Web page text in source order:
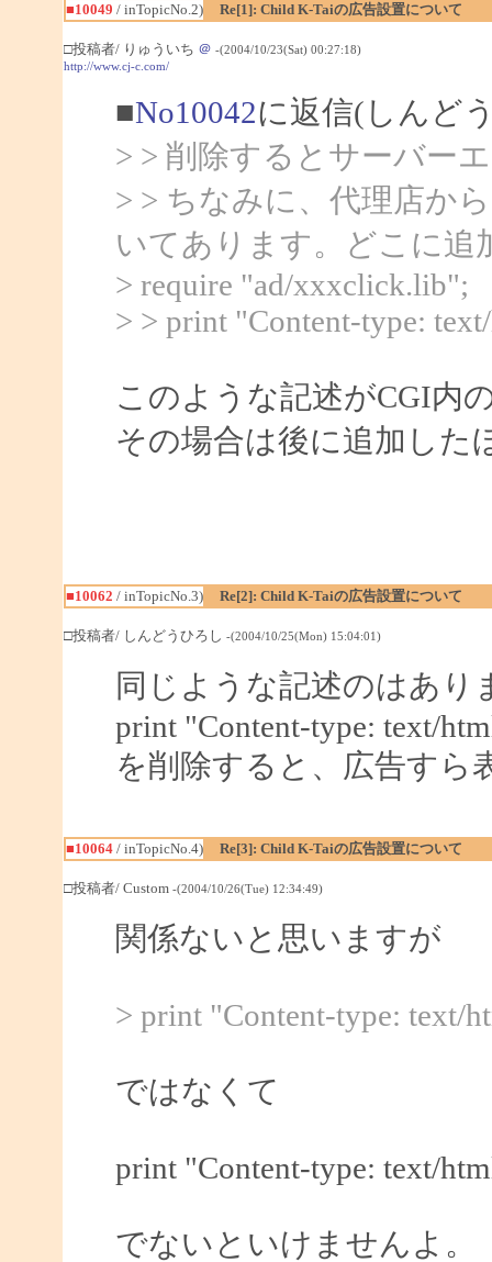
■10049 / inTopicNo.2) Re[1]: Child K-Taiの広告設置について
□投稿者/ りゅういち ＠ -(2004/10/23(Sat) 00:27:18)
http://www.cj-c.com/
■No10042に返信(しんど
> > 削除するとサーバー
> > ちなみに、代理店か
いてあります。どこに追
> require "ad/xxxclick.lib";
> > print "Content-type:
このような記述がCGI内
その場合は後に追加した
■10062 / inTopicNo.3) Re[2]: Child K-Taiの広告設置について
□投稿者/ しんどうひろし -(2004/10/25(Mon) 15:04:01)
同じような記述のはあり
print "Content-type: text/
を削除すると、広告すら
■10064/ inTopicNo.4) Re[3]: Child K-Taiの広告設置について
□投稿者/ Custom -(2004/10/26(Tue) 12:34:49)
関係ないと思いますが
> print "Content-type: text/
ではなくて
print "Content-type: text/
でないといけませんよ。